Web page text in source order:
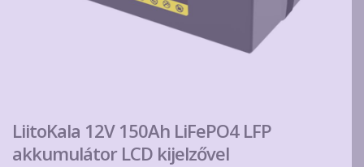
LiitoKala 12V 150Ah LiFePO4 LFP
akkumulátor LCD kijelzővel